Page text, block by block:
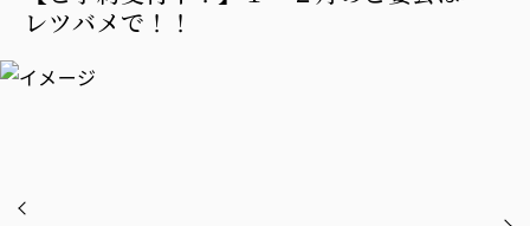
レツバメで！！